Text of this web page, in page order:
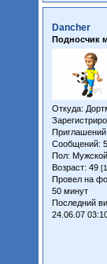
Dancher
Подносчик
Откуда:
Приглашений:
Сообщений: 5
Пол: Мужской
Возраст: 49
Провел на
50 минут
Последний
24.06.07